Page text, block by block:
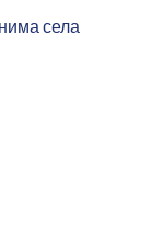
села